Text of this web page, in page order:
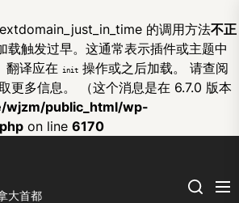
的调用方法不正
载触发过早。这通常表示插件或主题中
翻译应在
init 操作或之后加载。 请查阅
更多信息。 （这个消息是在 6.7.0 版本
wjzm/public_html/wp-
on line 6170
大首都
Search